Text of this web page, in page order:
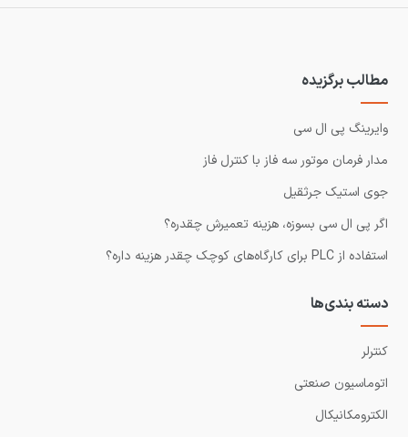
مطالب برگزیده
وایرینگ پی ال سی
مدار فرمان موتور سه فاز با کنترل فاز
جوی استیک جرثقیل
اگر پی ال سی بسوزه، هزینه تعمیرش چقدره؟
استفاده از PLC برای کارگاه‌های کوچک چقدر هزینه داره؟
دسته بندی‌ها
کنترلر
اتوماسیون صنعتی
الکترومکانیکال